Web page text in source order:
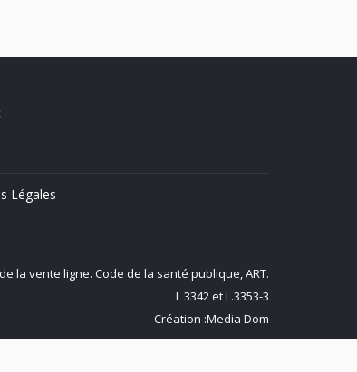
Légales
la vente ligne. Code de la santé publique, ART.
L 3342 et L.3353-3
Création :Media Dom